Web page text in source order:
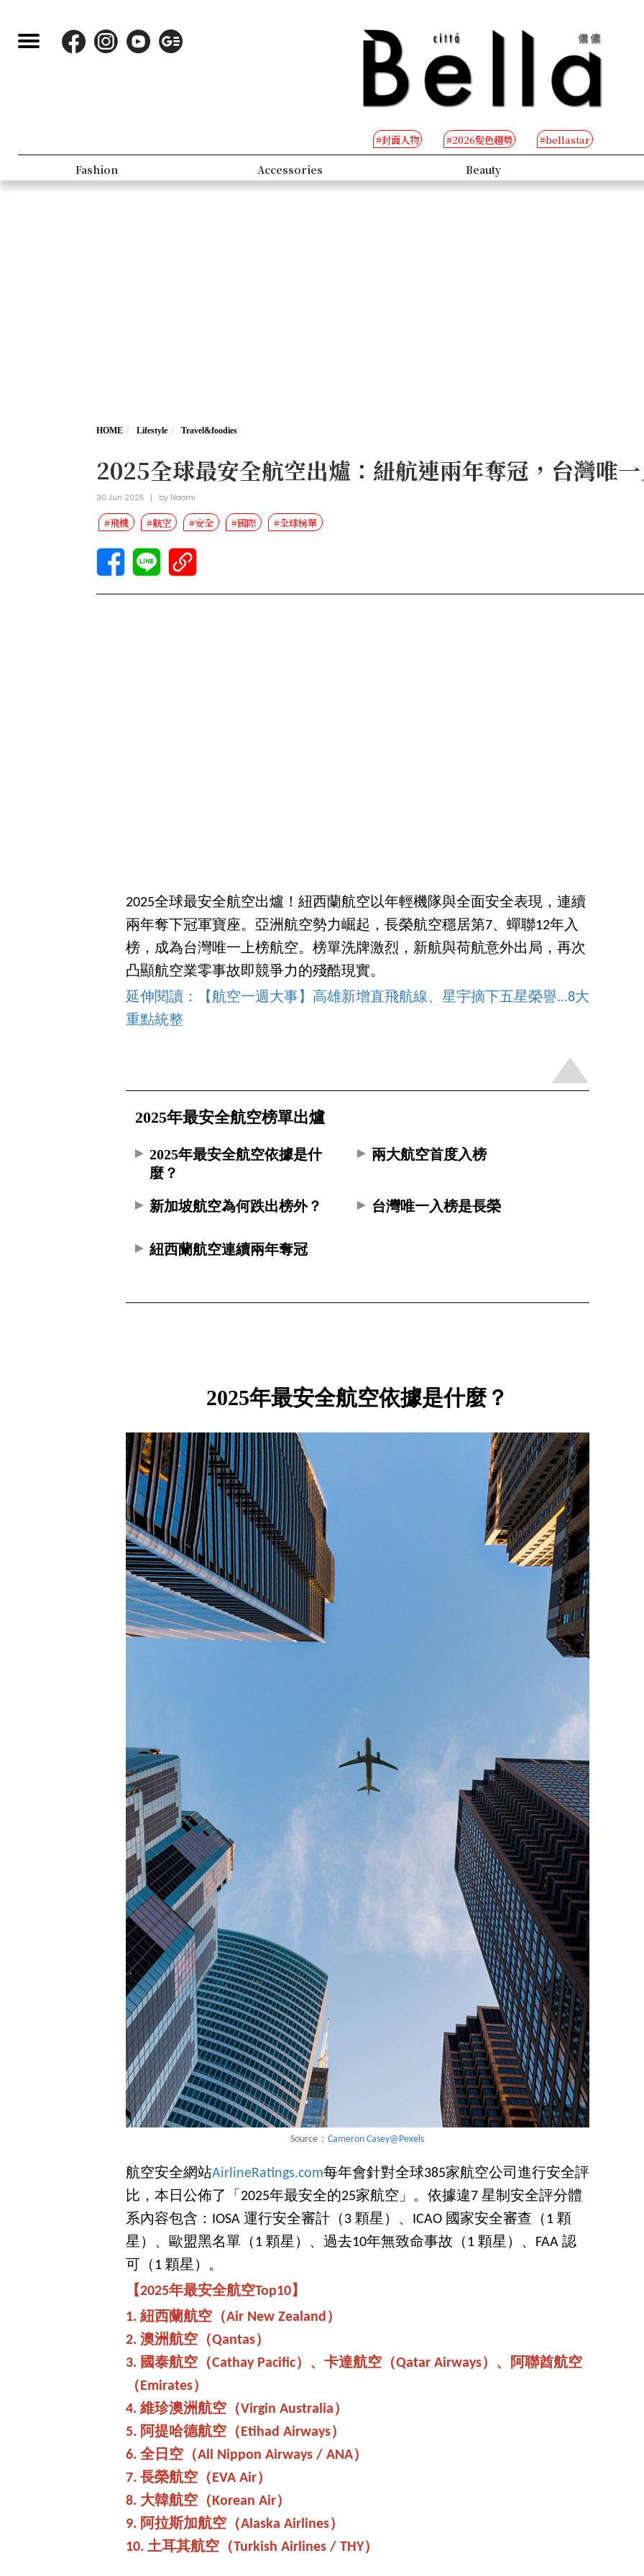
#封面人物 #2026髮色趨勢 #bellastar
Fashion Accessories Beauty
HOME Lifestyle Travel&foodies
2025全球最安全航空出爐：紐航連兩年奪冠，台灣唯
30 Jun 2025 | by Naomi
#飛機 #航空 #安全 #國際 #全球榜單
2025全球最安全航空出爐！紐西蘭航空以年輕機隊與全面安全表現，連續
兩年奪下冠軍寶座。亞洲航空勢力崛起，長榮航空穩居第7、蟬聯12年入
榜，成為台灣唯一上榜航空。榜單洗牌激烈，新航與荷航意外出局，再次
凸顯航空業零事故即競爭力的殘酷現實。
延伸閱讀：【航空一週大事】高雄新增直飛航線、星宇摘下五星榮譽...8大
重點統整
2025年最安全航空榜單出爐
2025年最安全航空依據是什
麼？
兩大航空首度入榜
新加坡航空為何跌出榜外？ 台灣唯一入榜是長榮
紐西蘭航空連續兩年奪冠
2025年最安全航空依據是什麼？
Source：Cameron Casey@Pexels
航空安全網站AirlineRatings.com每年會針對全球385家航空公司進行安全評
比，本日公佈了「2025年最安全的25家航空」。依據違7 星制安全評分體
系內容包含：IOSA 運行安全審計（3 顆星）、ICAO 國家安全審查（1 顆
星）、歐盟黑名單（1 顆星）、過去10年無致命事故（1 顆星）、FAA 認
可（1 顆星）。
【2025年最安全航空Top10】
1. 紐西蘭航空（Air New Zealand）
2. 澳洲航空（Qantas）
3. 國泰航空（Cathay Pacific）、卡達航空（Qatar Airways）、阿聯酋航空
（Emirates）
4. 維珍澳洲航空（Virgin Australia）
5. 阿提哈德航空（Etihad Airways）
6. 全日空（All Nippon Airways / ANA）
7. 長榮航空（EVA Air）
8. 大韓航空（Korean Air）
9. 阿拉斯加航空（Alaska Airlines）
10. 土耳其航空（Turkish Airlines / THY）